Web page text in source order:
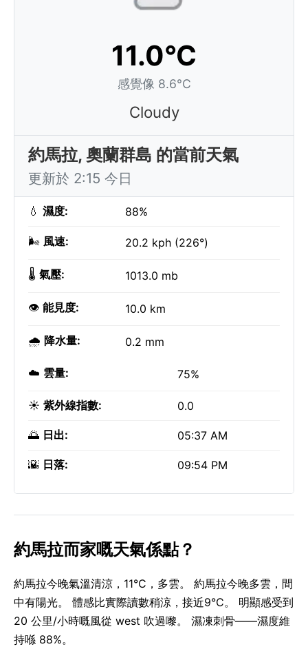
11.0°C
感覺像 8.6°C
Cloudy
約馬拉, 奧蘭群島 的當前天氣
更新於 2:15 今日
💧 濕度: 88%
🌬️ 風速: 20.2 kph (226°)
🌡️ 氣壓: 1013.0 mb
👁️ 能見度: 10.0 km
🌧️ 降水量: 0.2 mm
☁️ 雲量: 75%
☀️ 紫外線指數: 0.0
🌅 日出: 05:37 AM
🌇 日落: 09:54 PM
約馬拉而家嘅天氣係點？
約馬拉今晚氣溫清涼，11°C，多雲。 約馬拉今晚多雲，間
中有陽光。 體感比實際讀數稍涼，接近9°C。 明顯感受到
20 公里/小時嘅風從 west 吹過嚟。 濕凍刺骨——濕度維
持喺 88%。